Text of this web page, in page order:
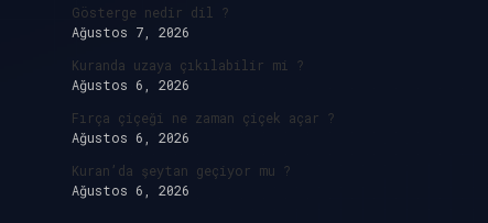
Gösterge nedir dil ?
Ağustos 7, 2026
Kuranda uzaya çıkılabilir mi ?
Ağustos 6, 2026
Fırça çiçeği ne zaman çiçek açar ?
Ağustos 6, 2026
Kuran’da şeytan geçiyor mu ?
Ağustos 6, 2026